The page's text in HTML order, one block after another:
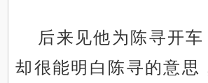
后来见他为陈寻开车
却很能明白陈寻的意思